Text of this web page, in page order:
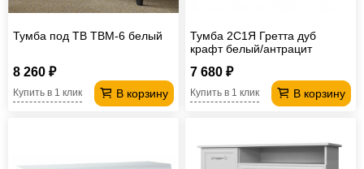
Тумба под ТВ ТВМ-6 белый
8 260 ₽
В корзину
Купить в 1 клик
Тумба 2С1Я Гретта дуб
крафт белый/антрацит
7 680 ₽
В корзину
Купить в 1 клик